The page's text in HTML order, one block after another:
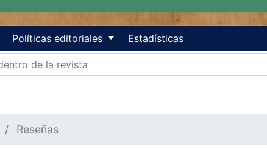
Políticas editoriales Estadísticas
Reseñas